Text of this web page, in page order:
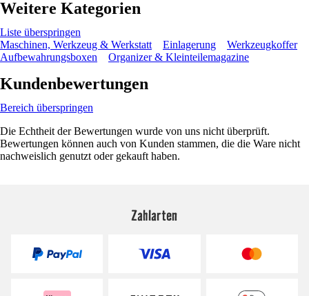
Weitere Kategorien
Liste überspringen
Maschinen, Werkzeug & Werkstatt
Einlagerung
Werkzeugkoffer
Aufbewahrungsboxen
Organizer & Kleinteilemagazine
Kundenbewertungen
Bereich überspringen
Die Echtheit der Bewertungen wurde von uns nicht überprüft.
Bewertungen können auch von Kunden stammen, die die Ware nicht
nachweislich genutzt oder gekauft haben.
Zahlarten